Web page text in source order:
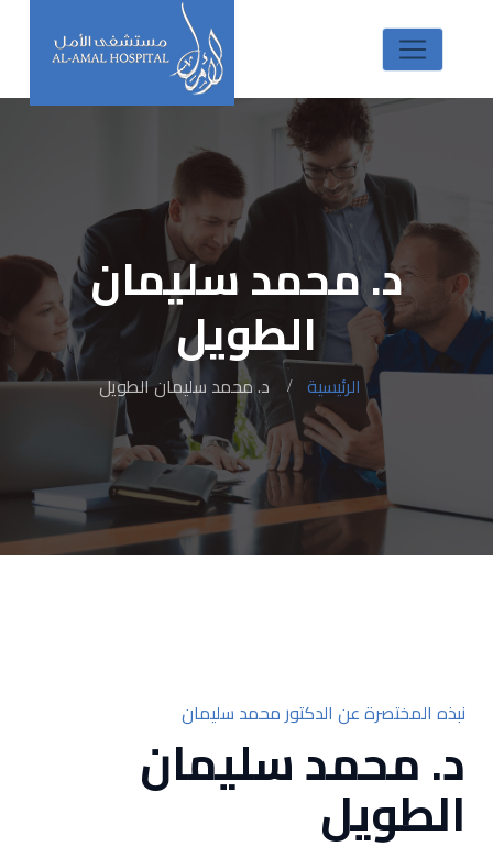
د. محمد سليمان
الطويل
الرئيسية د. محمد سليمان الطويل
نبذه المختصرة عن الدكتور محمد سليمان
د. محمد سليمان
الطويل